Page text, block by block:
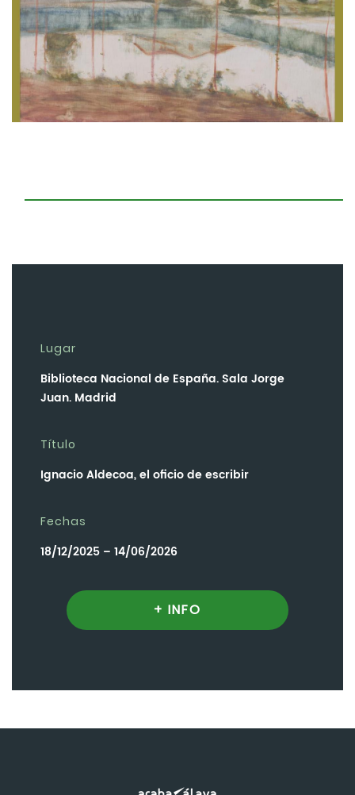
Lugar
Biblioteca Nacional de España. Sala Jorge
Juan. Madrid
Título
Ignacio Aldecoa, el oficio de escribir
Fechas
18/12/2025 – 14/06/2026
+ INFO